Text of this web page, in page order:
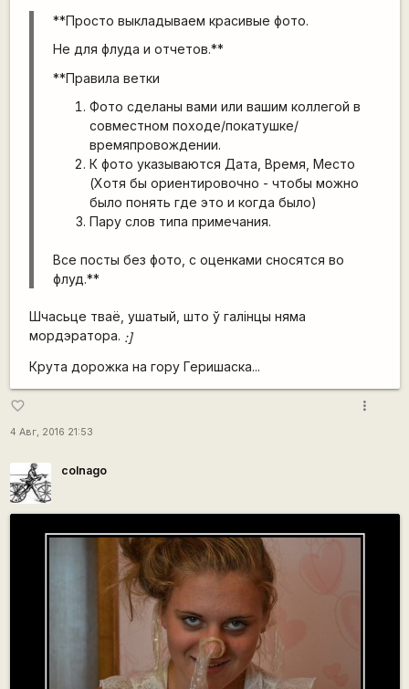
**Просто выкладываем красивые фото.
Не для флуда и отчетов.**
**Правила ветки
Фото сделаны вами или вашим коллегой в
совместном походе/покатушке/
времяпровождении.
К фото указываются Дата, Время, Место
(Хотя бы ориентировочно - чтобы можно
было понять где это и когда было)
Пару слов типа примечания.
Все посты без фото, с оценками сносятся во
флуд.**
Шчасьце тваё, ушатый, што ў галінцы няма
мордэратора. :]
Крута дорожка на гору Геришаска...
favorite_border
4 Авг, 2016 21:53
more_vert
colnago